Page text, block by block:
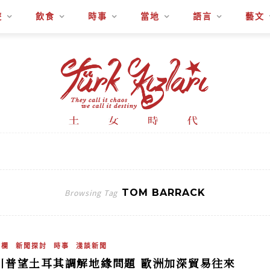
飲食 時事 當地 語言 藝文
Browsing Tag TOM BARRACK
新聞探討 時事 淺談新聞
普望土耳其調解地緣問題 歐洲加深貿易往來